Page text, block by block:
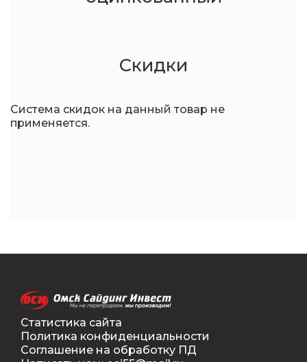
Скидки
Система скидок на данный товар не
применяется.
Статистика сайта
Политика конфиденциальности
Соглашение на обработку ПД